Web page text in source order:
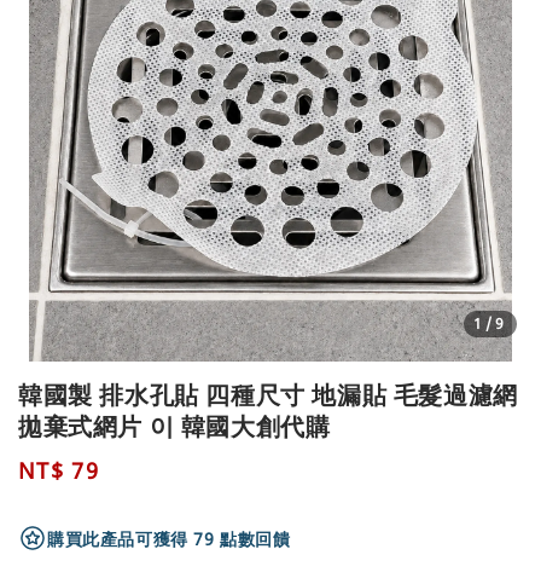
1 /9
韓國製 排水孔貼 四種尺寸 地漏貼 毛髮過濾網
拋棄式網片 이 韓國大創代購
Regular
NT$ 79
購買此產品可獲得 79 點數回饋